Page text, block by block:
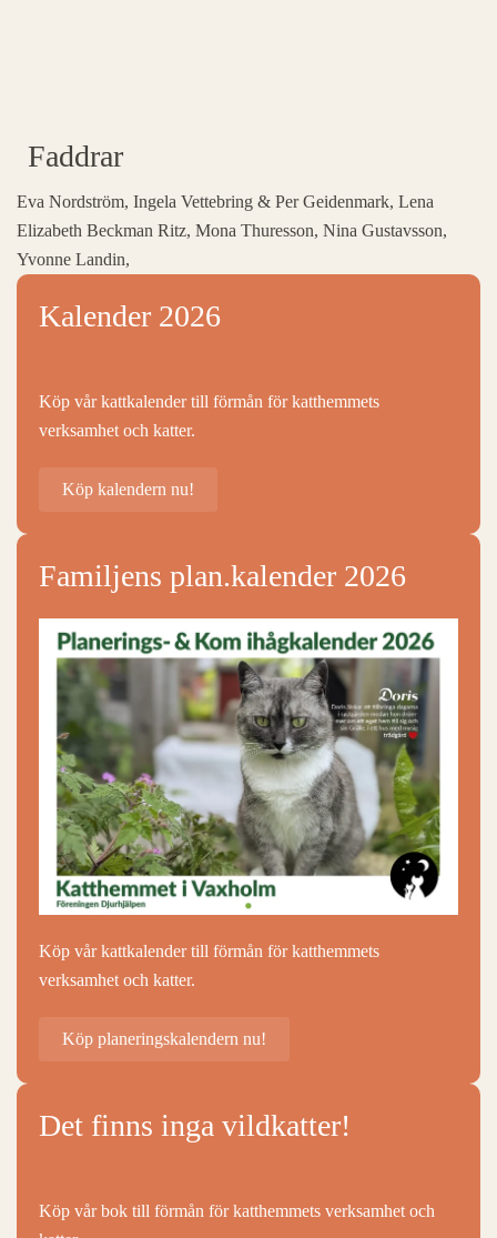
Faddrar
Eva Nordström, Ingela Vettebring & Per Geidenmark, Lena
Elizabeth Beckman Ritz, Mona Thuresson, Nina Gustavsson,
Yvonne Landin,
Kalender 2026
Köp vår kattkalender till förmån för katthemmets
verksamhet och katter.
Köp kalendern nu!
Familjens plan.kalender 2026
Köp vår kattkalender till förmån för katthemmets
verksamhet och katter.
Köp planeringskalendern nu!
Det finns inga vildkatter!
Köp vår bok till förmån för katthemmets verksamhet och